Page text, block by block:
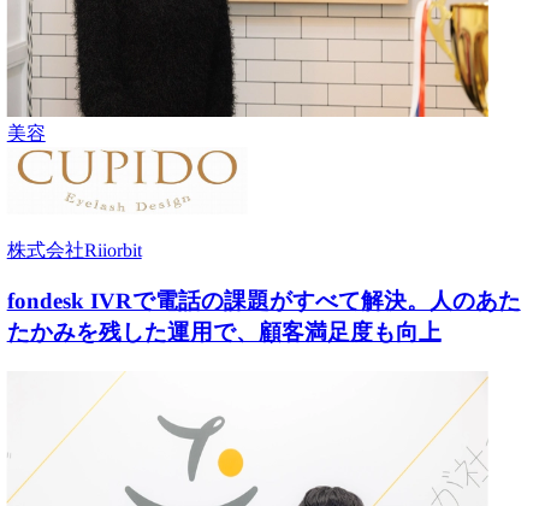
美容
株式会社Riiorbit
fondesk IVRで電話の課題がすべて解決。人のあた
たかみを残した運用で、顧客満足度も向上